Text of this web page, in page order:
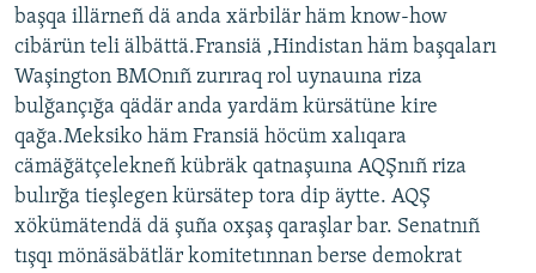
başqa illärneñ dä anda xärbilär häm know-how
cibärün teli älbättä.Fransiä ,Hindistan häm başqaları
Waşington BMOnıñ zurıraq rol uynauına riza
bulğançığa qädär anda yardäm kürsätüne kire
qağa.Meksiko häm Fransiä höcüm xalıqara
cämäğätçelekneñ kübräk qatnaşuına AQŞnıñ riza
bulırğa tieşlegen kürsätep tora dip äytte. AQŞ
xökümätendä dä şuña oxşaş qaraşlar bar. Senatnıñ
tışqı mönäsäbätlär komitetınnan berse demokrat